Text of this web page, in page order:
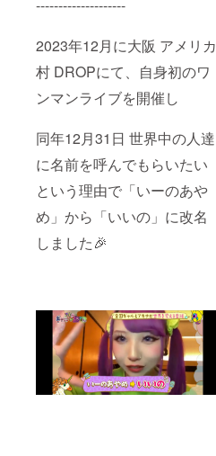
--------------------
2023年12月に大阪 アメリカ
村 DROPにて、自身初のワ
ンマンライブを開催し
同年12月31日 世界中の人達
に名前を呼んでもらいたい
という理由で「いーのあや
め」から「いいの」に改名
しました🎉